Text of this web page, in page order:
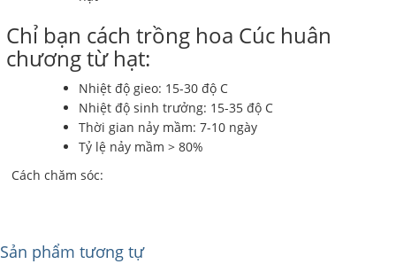
Chỉ bạn cách trồng hoa Cúc huân
chương từ hạt:
Nhiệt độ gieo: 15-30 độ C
Nhiệt độ sinh trưởng: 15-35 độ C
Thời gian nảy mầm: 7-10 ngày
Tỷ lệ nảy mầm > 80%
Cách chăm sóc:
Sản phẩm tương tự